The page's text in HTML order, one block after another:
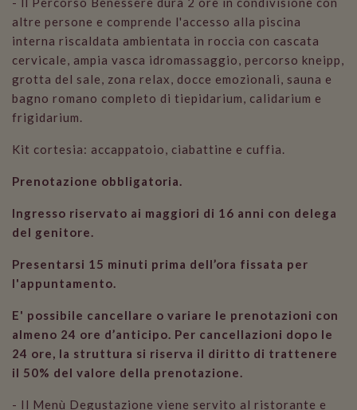
altre persone e comprende l'accesso alla piscina
interna riscaldata ambientata in roccia con cascata
cervicale, ampia vasca idromassaggio, percorso kneipp,
grotta del sale, zona relax, docce emozionali, sauna e
bagno romano completo di tiepidarium, calidarium e
frigidarium.
Kit cortesia: accappatoio, ciabattine e cuffia.
Prenotazione obbligatoria.
Ingresso riservato ai maggiori di 16 anni con delega
del genitore.
Presentarsi 15 minuti prima dell’ora fissata per
l'appuntamento.
E' possibile cancellare o variare le prenotazioni con
almeno 24 ore d’anticipo. Per cancellazioni dopo le
24 ore, la struttura si riserva il diritto di trattenere
il 50% del valore della prenotazione.
- Il Menù Degustazione viene servito al ristorante e